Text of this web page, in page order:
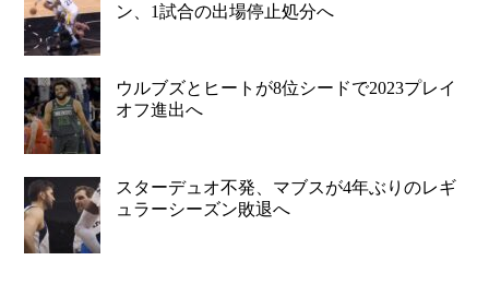
ン、1試合の出場停止処分へ
ウルブズとヒートが8位シードで2023プレイ
オフ進出へ
スターデュオ不発、マブスが4年ぶりのレギ
ュラーシーズン敗退へ